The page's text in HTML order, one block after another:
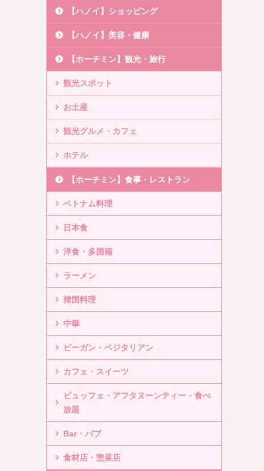
【ハノイ】ショッピング
【ハノイ】美容・健康
【ホーチミン】観光・旅行
観光スポット
お土産
観光グルメ・カフェ
ホテル
【ホーチミン】食事・レストラン
ベトナム料理
日本食
洋食・多国籍
ラーメン
韓国料理
中華
ビーガン・ベジタリアン
カフェ・スイーツ
ビュッフェ・アフタヌーンティー・食べ
放題
Bar・パブ
食材店・惣菜店